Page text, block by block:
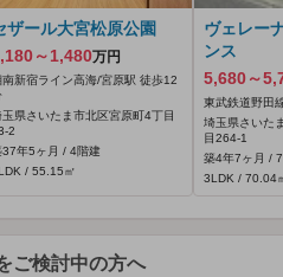
ザール大宮松原公園
～1,480万円
南新宿ライン高海/宮原駅 徒歩12
玉県さいたま市北区宮原町4丁目
2
37年5ヶ月 / 4階建
/ 55.15㎡
ヴェレー
ンス
5,680～
東武鉄道野田
埼玉県さいた
目264‐1
築4年7ヶ月 /
3LDK / 70.04
ご検討中の方へ